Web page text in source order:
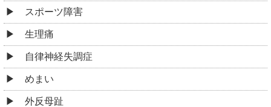
スポーツ障害
生理痛
自律神経失調症
めまい
外反母趾